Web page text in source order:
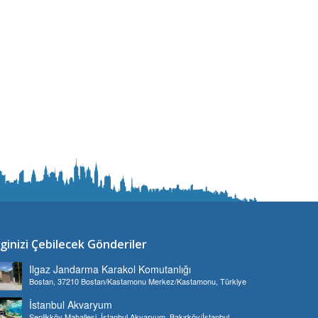
Çebilecek Gönderiler
Ilgaz Jandarma Karakol Komutanlığı
Bostan, 37210 Bostan/Kastamonu Merkez/Kastamonu, Türkiye
İstanbul Akvaryum